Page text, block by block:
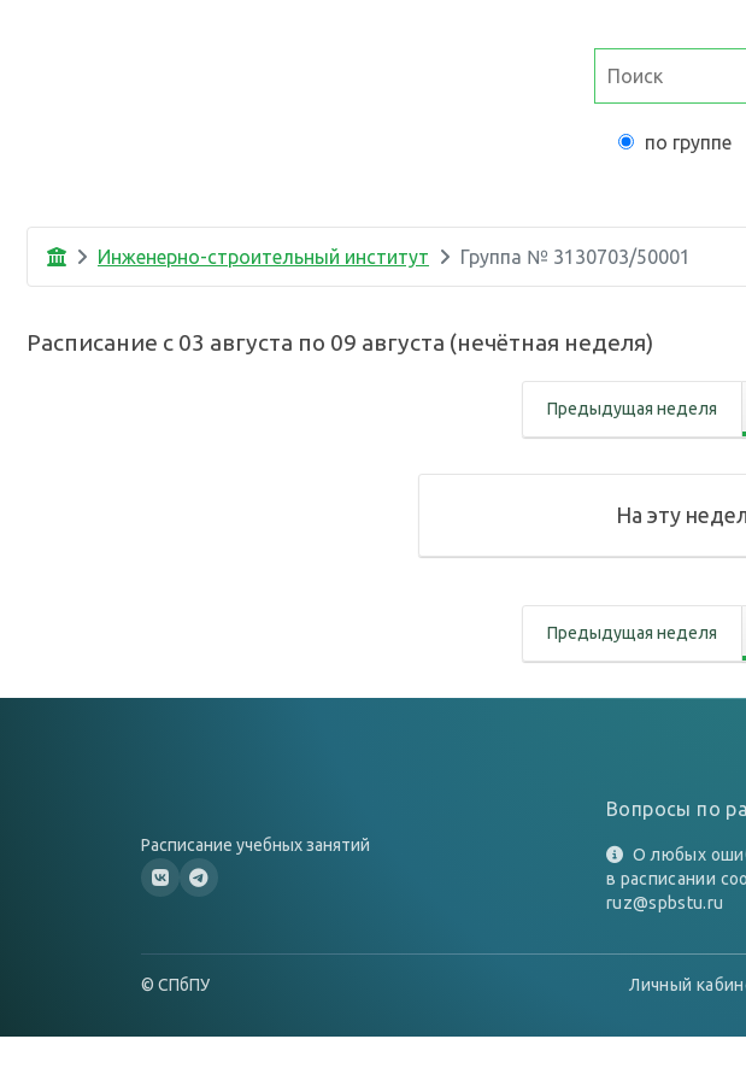
по группе
Инженерно-строительный институт Группа № 3130703/50001
Расписание с 03 августа по 09 августа (нечётная неделя)
Предыдущая неделя
На эту
Предыдущая неделя
Расписание учебных занятий
Вопросы по
О любых
в расписании
ruz@spbstu.ru
© СПбПУ Личный